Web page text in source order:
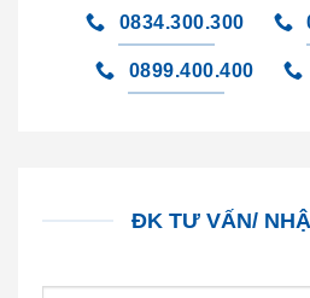
0834.300.300
0899.400.400
ĐK TƯ VẤN/